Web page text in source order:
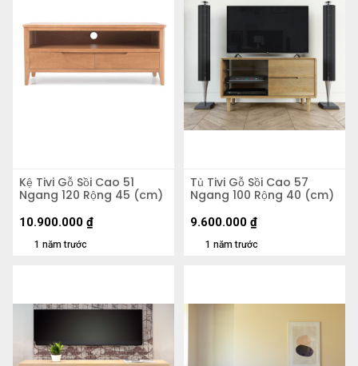
Kệ Tivi Gỗ Sồi Cao 51
Ngang 120 Rộng 45 (cm)
1 năm trước
10.900.000 ₫
Tủ Tivi Gỗ Sồi Cao 57
Ngang 100 Rộng 40 (cm)
1 năm trước
9.600.000 ₫